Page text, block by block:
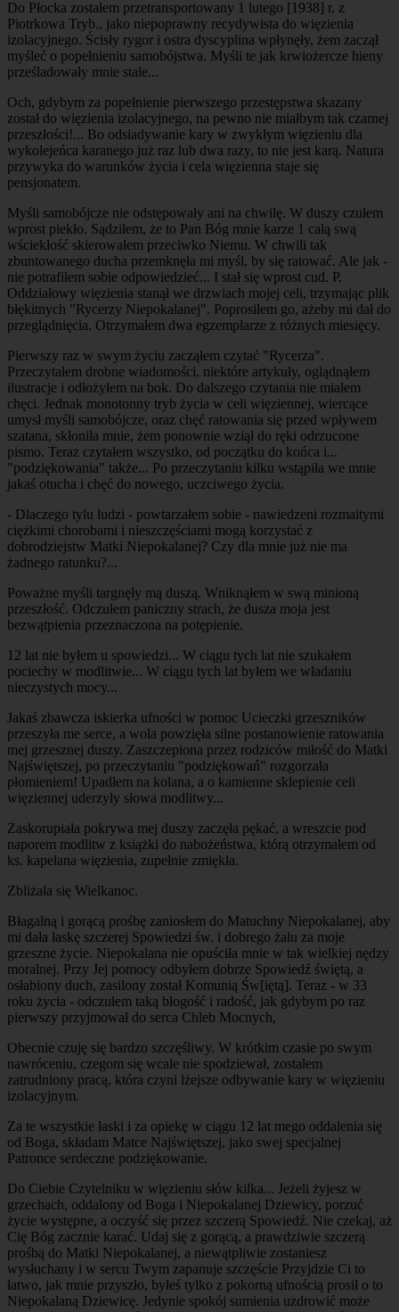
Do Płocka zostałem przetransportowany 1 lutego [1938] r. z
Piotrkowa Tryb., jako niepoprawny recydywista do więzienia
izolacyjnego. Ścisły rygor i ostra dyscyplina wpłynęły, żem zaczął
myśleć o popełnieniu samobójstwa. Myśli te jak krwiożercze hieny
prześladowały mnie stale...
Och, gdybym za popełnienie pierwszego przestępstwa skazany
został do więzienia izolacyjnego, na pewno nie miałbym tak czarnej
przeszłości!... Bo odsiadywanie kary w zwykłym więzieniu dla
wykolejeńca karanego już raz lub dwa razy, to nie jest karą. Natura
przywyka do warunków życia i cela więzienna staje się
pensjonatem.
Myśli samobójcze nie odstępowały ani na chwilę. W duszy czułem
wprost piekło. Sądziłem, że to Pan Bóg mnie karze 1 całą swą
wściekłość skierowałem przeciwko Niemu. W chwili tak
zbuntowanego ducha przemknęła mi myśl, by się ratować. Ale jak -
nie potrafiłem sobie odpowiedzieć... I stał się wprost cud. P.
Oddziałowy więzienia stanął we drzwiach mojej celi, trzymając plik
błękitnych "Rycerzy Niepokalanej". Poprosiłem go, ażeby mi dał do
przeglądnięcia. Otrzymałem dwa egzemplarze z różnych miesięcy.
Pierwszy raz w swym życiu zacząłem czytać "Rycerza".
Przeczytałem drobne wiadomości, niektóre artykuły, oglądnąłem
ilustracje i odłożyłem na bok. Do dalszego czytania nie miałem
chęci. Jednak monotonny tryb życia w celi więziennej, wiercące
umysł myśli samobójcze, oraz chęć ratowania się przed wpływem
szatana, skłoniła mnie, żem ponownie wziął do ręki odrzucone
pismo. Teraz czytałem wszystko, od początku do końca i...
"podziękowania" także... Po przeczytaniu kilku wstąpiła we mnie
jakaś otucha i chęć do nowego, uczciwego życia.
- Dlaczego tylu ludzi - powtarzałem sobie - nawiedzeni rozmaitymi
ciężkimi chorobami i nieszczęściami mogą korzystać z
dobrodziejstw Matki Niepokalanej? Czy dla mnie już nie ma
żadnego ratunku?...
Poważne myśli targnęły mą duszą. Wniknąłem w swą minioną
przeszłość. Odczułem paniczny strach, że dusza moja jest
bezwątpienia przeznaczona na potępienie.
12 lat nie byłem u spowiedzi... W ciągu tych lat nie szukałem
pociechy w modlitwie... W ciągu tych lat byłem we władaniu
nieczystych mocy...
Jakaś zbawcza iskierka ufności w pomoc Ucieczki grzeszników
przeszyła me serce, a wola powzięła silne postanowienie ratowania
mej grzesznej duszy. Zaszczepiona przez rodziców miłość do Matki
Najświętszej, po przeczytaniu "podziękowań" rozgorzała
płomieniem! Upadłem na kolana, a o kamienne sklepienie celi
więziennej uderzyły słowa modlitwy...
Zaskorupiała pokrywa mej duszy zaczęła pękać, a wreszcie pod
naporem modlitw z książki do nabożeństwa, którą otrzymałem od
ks. kapelana więzienia, zupełnie zmiękła.
Zbliżała się Wielkanoc.
Błagalną i gorącą prośbę zaniosłem do Matuchny Niepokalanej, aby
mi dała łaskę szczerej Spowiedzi św. i dobrego żalu za moje
grzeszne życie. Niepokalana nie opuściła mnie w tak wielkiej nędzy
moralnej. Przy Jej pomocy odbyłem dobrze Spowiedź świętą, a
osłabiony duch, zasilony został Komunią Św[iętą]. Teraz - w 33
roku życia - odczułem taką błogość i radość, jak gdybym po raz
pierwszy przyjmował do serca Chleb Mocnych,
Obecnie czuję się bardzo szczęśliwy. W krótkim czasie po swym
nawróceniu, czegom się wcale nie spodziewał, zostałem
zatrudniony pracą, która czyni lżejsze odbywanie kary w więzieniu
izolacyjnym.
Za te wszystkie łaski i za opiekę w ciągu 12 lat mego oddalenia się
od Boga, składam Matce Najświętszej, jako swej specjalnej
Patronce serdeczne podziękowanie.
Do Ciebie Czytelniku w więzieniu słów kilka... Jeżeli żyjesz w
grzechach, oddalony od Boga i Niepokalanej Dziewicy, porzuć
życie występne, a oczyść się przez szczerą Spowiedź. Nie czekaj, aż
Cię Bóg zacznie karać. Udaj się z gorącą, a prawdziwie szczerą
prośbą do Matki Niepokalanej, a niewątpliwie zostaniesz
wysłuchany i w sercu Twym zapanuje szczęście Przyjdzie Ci to
łatwo, jak mnie przyszło, byłeś tylko z pokorną ufnością prosił o to
Niepokalaną Dziewicę. Jedynie spokój sumienia uzdrowić może